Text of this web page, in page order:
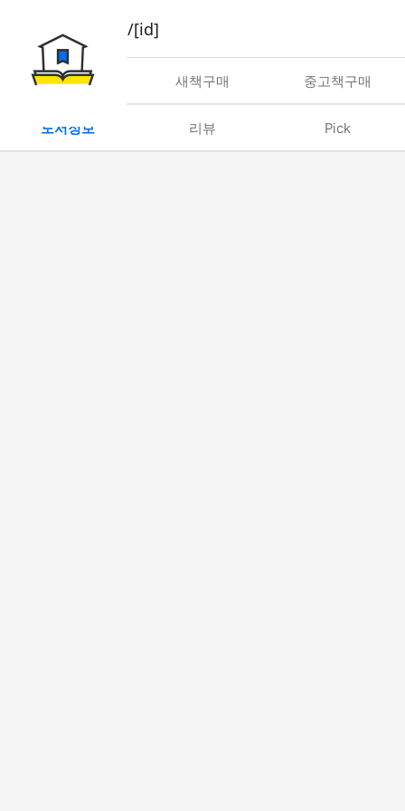
book/rent/[id]
대여 새책구매 중고책구매
도서정보 리뷰 Pick